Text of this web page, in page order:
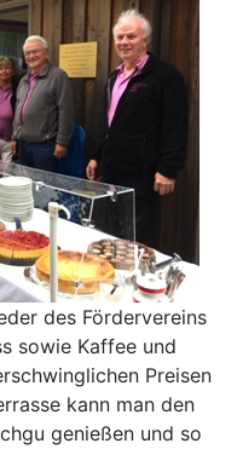
des Fördervereins
sowie Kaffee und
Preisen
kann man den
genießen und so